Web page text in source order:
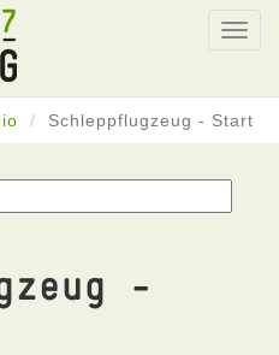
Schleppflugzeug - Start
-